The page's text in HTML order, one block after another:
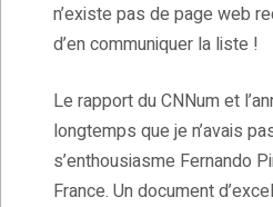
n’existe pas de page web
d’en communiquer la liste !
Le rapport du CNNum et
longtemps que je n’avais
s’enthousiasme Fernando
France. Un document